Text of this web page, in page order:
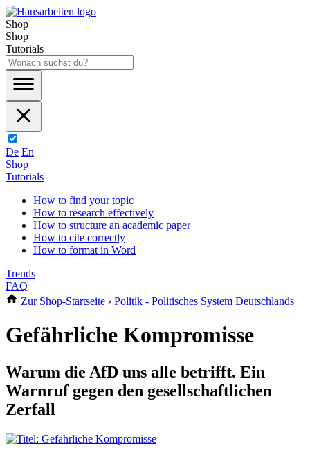
Shop
Shop
Tutorials
De En
Shop
Tutorials
How to find your topic
How to research effectively
How to structure an academic paper
How to cite correctly
How to format in Word
Trends
FAQ
Zur Shop-Startseite › Politik - Politisches System Deutschlands
Gefährliche Kompromisse
Warum die AfD uns alle betrifft. Ein
Warnruf gegen den gesellschaftlichen
Zerfall